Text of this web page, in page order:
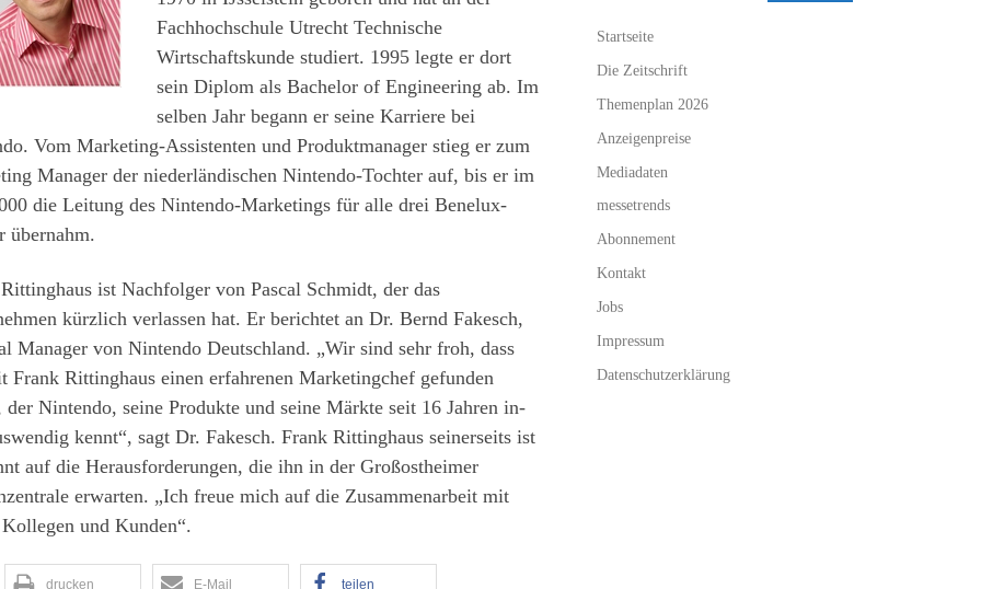
Fachhochschule Utrecht Technische
Wirtschaftskunde studiert. 1995 legte er dort
sein Diplom als Bachelor of Engineering ab. Im
selben Jahr begann er seine Karriere bei
Vom Marketing-Assistenten und Produktmanager stieg er zum
Manager der niederländischen Nintendo-Tochter auf, bis er im
die Leitung des Nintendo-Marketings für alle drei Benelux-
übernahm.
ist Nachfolger von Pascal Schmidt, der das
kürzlich verlassen hat. Er berichtet an Dr. Bernd Fakesch,
Manager von Nintendo Deutschland. „Wir sind sehr froh, dass
Frank Rittinghaus einen erfahrenen Marketingchef gefunden
der Nintendo, seine Produkte und seine Märkte seit 16 Jahren in-
kennt“, sagt Dr. Fakesch. Frank Rittinghaus seinerseits ist
auf die Herausforderungen, die ihn in der Großostheimer
erwarten. „Ich freue mich auf die Zusammenarbeit mit
und Kunden“.
drucken E-Mail teilen
Startseite
Die Zeitschrift
Themenplan 2026
Anzeigenpreise
Mediadaten
messetrends
Abonnement
Kontakt
Jobs
Impressum
Datenschutzerklärung